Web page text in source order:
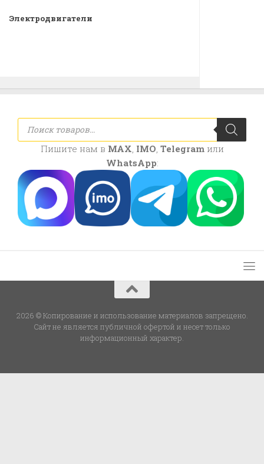
Электродвигатели
Поиск
товаров
Пишите нам в MAX IMO Telegramили
WhatsApp:
2026 © Копирование и использование материалов запрещено.
Сайт не является публичной офертой и несет только
информационный характер.